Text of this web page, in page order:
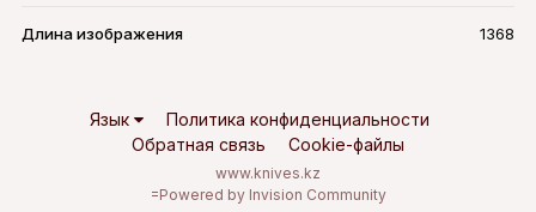
Длина изображения 1368
Язык
Политика конфиденциальности
Обратная связь
Cookie-файлы
www.knives.kz
=Powered by Invision Community